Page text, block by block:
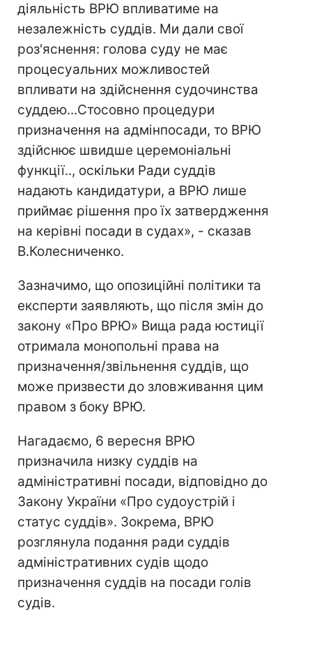
діяльність ВРЮ впливатиме на
незалежність суддів. Ми дали свої
роз'яснення: голова суду не має
процесуальних можливостей
впливати на здійснення судочинства
суддею...Стосовно процедури
призначення на адмінпосади, то ВРЮ
здійснює швидше церемоніальні
функції.., оскільки Ради суддів
надають кандидатури, а ВРЮ лише
приймає рішення про їх затвердження
на керівні посади в судах», - сказав
В.Колесниченко.
Зазначимо, що опозиційні політики та
експерти заявляють, що після змін до
закону «Про ВРЮ» Вища рада юстиції
отримала монопольні права на
призначення/звільнення суддів, що
може призвести до зловживання цим
правом з боку ВРЮ.
Нагадаємо, 6 вересня ВРЮ
призначила низку суддів на
адміністративні посади, відповідно до
Закону України «Про судоустрій і
статус суддів». Зокрема, ВРЮ
розглянула подання ради суддів
адміністративних судів щодо
призначення суддів на посади голів
судів.